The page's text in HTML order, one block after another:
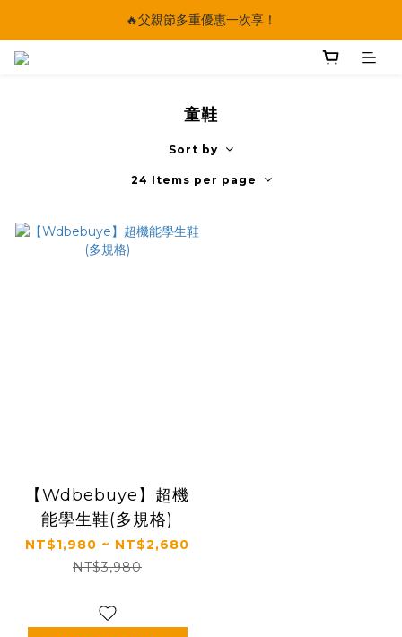
🔥父親節多重優惠一次享！
🔥父親節多重優惠一次享！
🔥父親節多重優惠一次享！
童鞋
Sort by
24 Items per page
【Wdbebuye】超機
能學生鞋(多規格)
NT$1,980 ~ NT$2,680
NT$3,980